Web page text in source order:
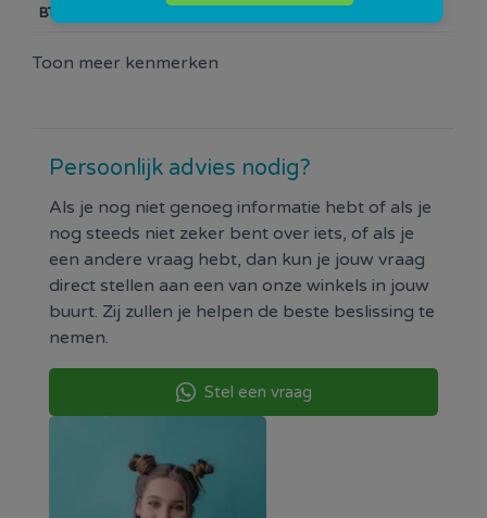
BTW
Toon meer kenmerken
Persoonlijk advies nodig?
Als je nog niet genoeg informatie hebt of als je
nog steeds niet zeker bent over iets, of als je
een andere vraag hebt, dan kun je jouw vraag
direct stellen aan een van onze winkels in jouw
buurt. Zij zullen je helpen de beste beslissing te
nemen.
Stel een vraag